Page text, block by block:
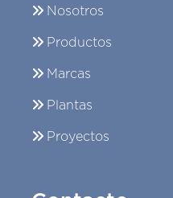
Nosotros
Productos
Marcas
Plantas
Proyectos